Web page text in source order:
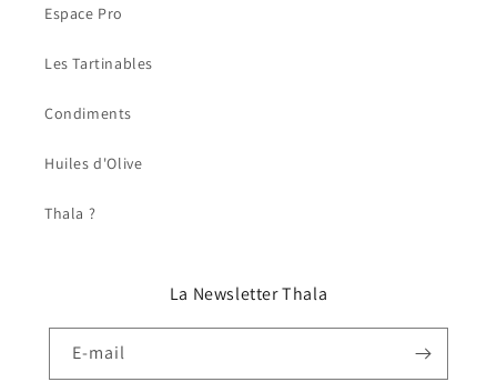
Espace Pro
Les Tartinables
Condiments
Huiles d'Olive
Thala ?
La Newsletter Thala
E-mail